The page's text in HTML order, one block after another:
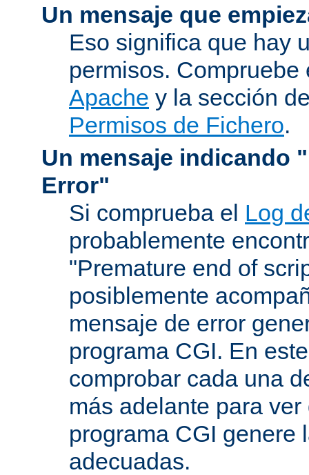
Un mensaje que
Eso significa que hay
permisos.
Apache y la sección
Permisos de Fichero.
Un mensaje indicando
Error"
Si comprueba el Log
probablemente
"Premature end of
posiblemente
mensaje de error
programa CGI. En
comprobar cada una
más adelante para
programa CGI genere
adecuadas.